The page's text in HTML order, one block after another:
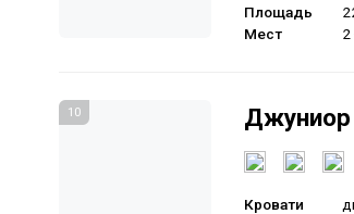
Площадь
Мест 2
10
Кровати